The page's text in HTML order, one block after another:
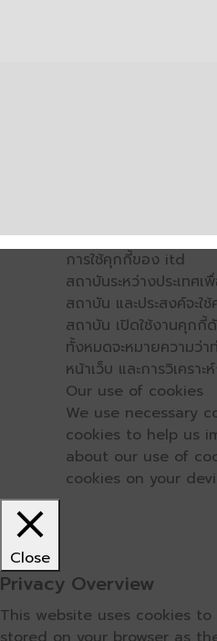
การใช้คุกกี้ของ itd
สถาบันระหว่างประเท
สถาบัน และประสงค์จะ
สถาบัน เปิดใช้งานคุกกี้
ทั้งหมดจะหมายความว่า
หน้าเว็บ และการวิเคร
Our use of cookies
We use necessary
cookies to help us
about our use of
cookies on your
Close
Privacy Overview
This website uses cookies